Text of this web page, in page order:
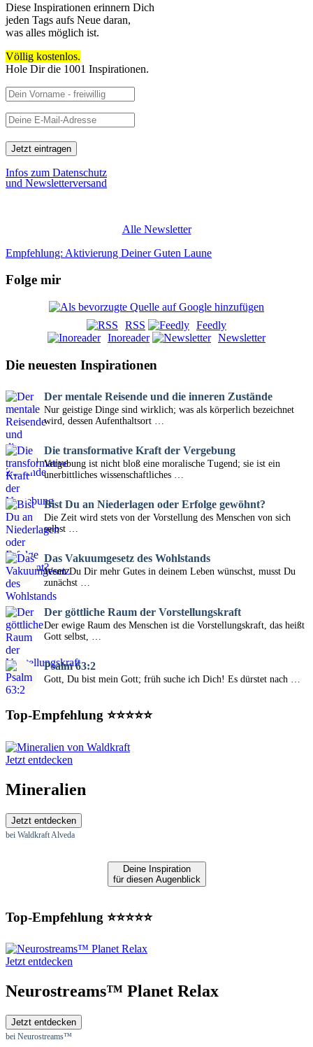
Diese Inspirationen erinnern Dich
jeden Tags aufs Neue daran,
was alles möglich ist.
Völlig kostenlos.
Hole Dir die 1001 Inspirationen.
Infos zum Datenschutz
und Newsletterversand
Alle Newsletter
Empfehlung: Aktivierung Deiner Guten Laune
Folge mir
RSS
Feedly
Inoreader
Newsletter
Die neuesten Inspirationen
Der mentale Reisende und die inneren Zustände
Nur geistige Dinge sind wirklich; was als körperlich bezeichnet
wird, dessen Aufenthaltsort …
Die transformative Kraft der Vergebung
Vergebung ist nicht bloß eine moralische Tugend; sie ist ein
unerbittliches wissenschaftliches …
Bist Du an Niederlagen oder Erfolge gewöhnt?
Die Zeit wird stets von der Vorstellung des Menschen von sich
selbst …
Das Vakuumgesetz des Wohlstands
Wenn Du Dir mehr Gutes in deinem Leben wünschst, musst Du
zunächst …
Der göttliche Raum der Vorstellungskraft
Der ewige Raum des Menschen ist die Vorstellungskraft, das heißt
Gott selbst, …
Psalm 63:2
Gott, Du bist mein Gott; früh suche ich Dich! Es dürstet nach …
Top-Empfehlung ⭐⭐⭐⭐⭐
Jetzt entdecken
Mineralien
Jetzt entdecken
bei Waldkraft Alveda
Deine Inspiration
für diesen Augenblick
Top-Empfehlung ⭐⭐⭐⭐⭐
Jetzt entdecken
Neurostreams™ Planet Relax
Jetzt entdecken
bei Neurostreams™